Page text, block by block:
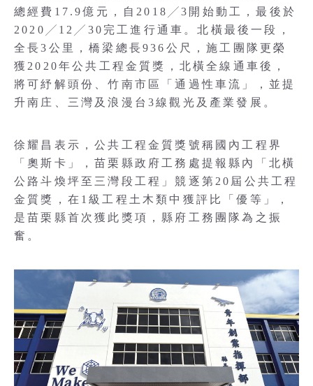
總經費17.9億元，自2018╱3開始動工，最後於
2020╱12╱30完工進行通車。北橫最後一段，
全長3公里，橋梁總長936公尺，施工團隊更榮
獲2020年公共工程金質獎，北橫全線通車後，
將可紓解頭份、竹南市區「通過性車流」，並提
升南庄、三灣及浪漫台3線觀光及產業發展。
徐耀昌表示，公共工程金質獎號稱國內工程界
「奧斯卡」，苗栗縣政府工務處提報縣內「北橫
公路斗煥坪至三灣段工程」競逐第20屆公共工程
金質獎，在1級工程土木類中獲評比「優等」，
是苗栗縣首次獲此獎項，縣府工務團隊為之振
奮。